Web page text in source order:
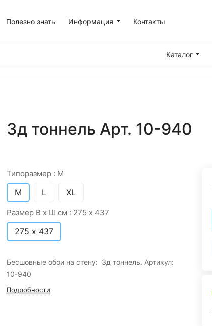
Полезно знать Информация Контакты
Каталог
3д тоннель Арт. 10-940
Типоразмер : M
M L XL
Размер В х Ш см : 275 х 437
275 х 437
Бесшовные обои на стену: 3д тоннель. Артикул:
10-940
Подробности